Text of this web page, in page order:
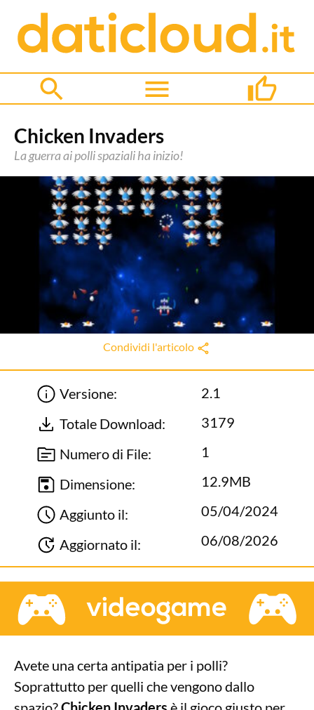
Chicken Invaders
La guerra ai polli spaziali ha inizio!
Condividi l'articolo
Versione:
Totale Download:
Numero di File:
Dimensione:
Aggiunto il:
Aggiornato il:
2.1
3179
1
12.9MB
05/04/2024
06/08/2026
Avete una certa antipatia per i polli?
Soprattutto per quelli che vengono dallo